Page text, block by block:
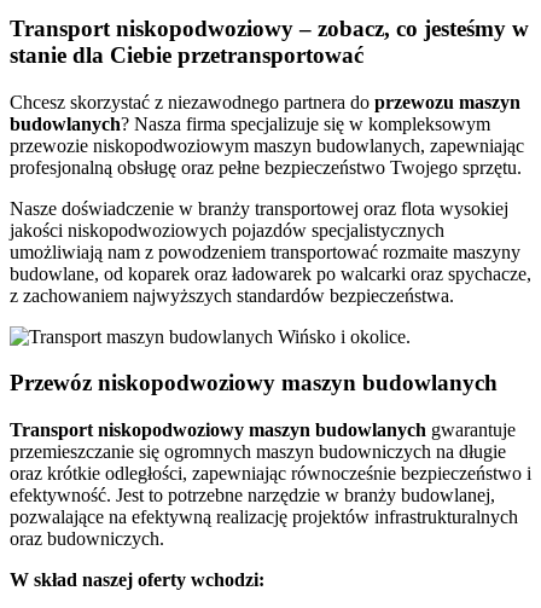
Transport niskopodwoziowy – zobacz, co jesteśmy w
stanie dla Ciebie przetransportować
Chcesz skorzystać z niezawodnego partnera do przewozu maszyn
budowlanych? Nasza firma specjalizuje się w kompleksowym
przewozie niskopodwoziowym maszyn budowlanych, zapewniając
profesjonalną obsługę oraz pełne bezpieczeństwo Twojego sprzętu.
Nasze doświadczenie w branży transportowej oraz flota wysokiej
jakości niskopodwoziowych pojazdów specjalistycznych
umożliwiają nam z powodzeniem transportować rozmaite maszyny
budowlane, od koparek oraz ładowarek po walcarki oraz spychacze,
z zachowaniem najwyższych standardów bezpieczeństwa.
Przewóz niskopodwoziowy maszyn budowlanych
Transport niskopodwoziowy maszyn budowlanych gwarantuje
przemieszczanie się ogromnych maszyn budowniczych na długie
oraz krótkie odległości, zapewniając równocześnie bezpieczeństwo i
efektywność. Jest to potrzebne narzędzie w branży budowlanej,
pozwalające na efektywną realizację projektów infrastrukturalnych
oraz budowniczych.
W skład naszej oferty wchodzi: